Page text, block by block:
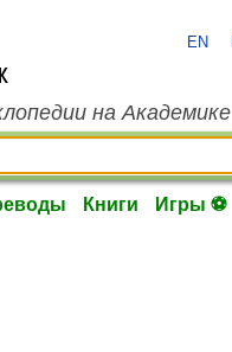
EN
на Академике
Книги Игры ⚽